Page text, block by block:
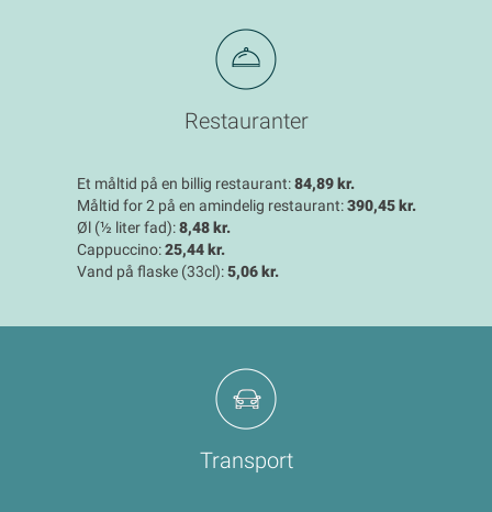
Restauranter
Et måltid på en billig restaurant:84,89 kr.
Måltid for 2 på en amindelig restaurant:390,45 kr.
Øl (½ liter fad):8,48 kr.
Cappuccino:25,44 kr.
Vand på flaske (33cl):5,06 kr.
Transport